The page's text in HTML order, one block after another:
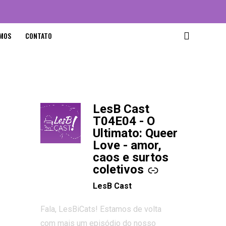
CONTATO
LesB Cast
T04E04 - O
Ultimato: Queer
Love - amor,
caos e surtos
coletivos
-
LesB Cast
Fala, LesBiCats! Estamos de volta
com mais um episódio do nosso